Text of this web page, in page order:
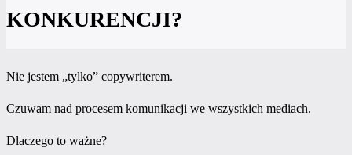
KONKURENCJI?
Nie jestem „tylko” copywriterem.
Czuwam nad procesem komunikacji we wszystkich mediach.
Dlaczego to ważne?